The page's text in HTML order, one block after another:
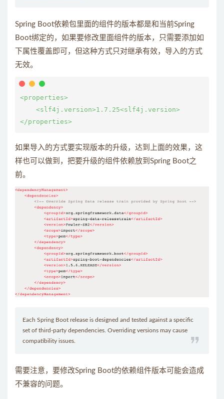
Spring Boot依赖包里面的组件的版本都是和当前Spring
Boot绑定的，如果要修改里面组件的版本，只需要添加如
下属性覆盖即可，但这种方式只对继承有效，导入的方式
无效。
<properties>
    <slf4j.version>1.7.25<slf4j.version>
如果导入的方式要实现版本的升级，达到上面的效果，这
样也可以做到，把要升级的组件依赖放到Spring Boot之
前。
Each Spring Boot release is designed and tested against a specific
set of third-party dependencies. Overriding versions may cause
compatibility issues.
需要注意，要修改Spring Boot的依赖组件版本可能会造成
不兼容的问题。